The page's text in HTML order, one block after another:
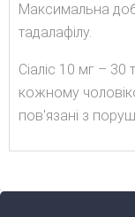
Максимальна
тадалафілу.
Сіаліс 10 мг –
кожному
пов'язані з